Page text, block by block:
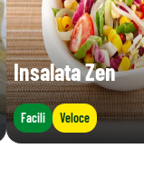
Insalata Zen
Facili Veloce